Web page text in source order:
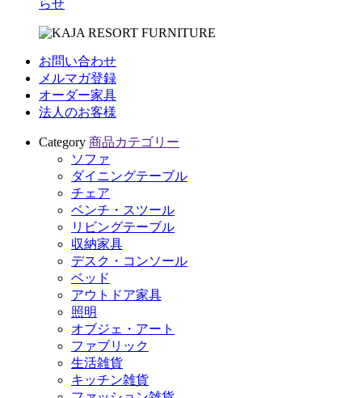
らせ
お問い合わせ
メルマガ登録
オーダー家具
法人のお客様
Category 商品カテゴリー
ソファ
ダイニングテーブル
チェア
ベンチ・スツール
リビングテーブル
収納家具
デスク・コンソール
ベッド
アウトドア家具
照明
オブジェ・アート
ファブリック
生活雑貨
キッチン雑貨